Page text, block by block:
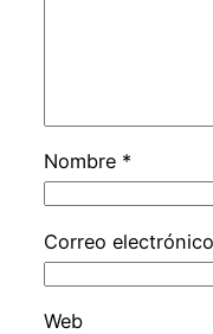
Nombre *
Correo electrónico
Web